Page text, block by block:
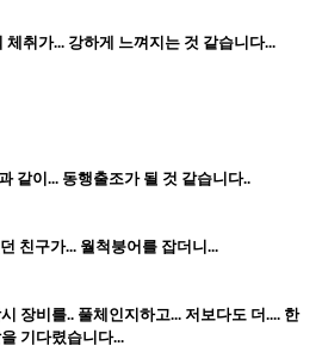
체취가... 강하게 느껴지는 것 같습니다...
같이... 동행출조가 될 것 같습니다..
친구가... 월척붕어를 잡더니...
장비를.. 풀체인지하고... 저보다도 더.... 한
기다렸습니다...